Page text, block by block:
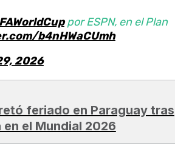
por ESPN, en el Plan
b4nHWaCUmh
2026
feriado en Paraguay tras
en el Mundial 2026